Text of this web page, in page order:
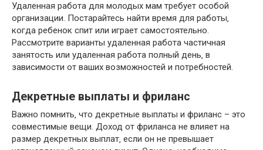
Удаленная работа для молодых мам требует особой
организации. Постарайтесь найти время для работы‚
когда ребенок спит или играет самостоятельно.
Рассмотрите варианты удаленная работа частичная
занятость или удаленная работа полный день‚ в
зависимости от ваших возможностей и потребностей.
Декретные выплаты и фриланс
Важно помнить‚ что декретные выплаты и фриланс – это
совместимые вещи. Доход от фриланса не влияет на
размер декретных выплат‚ если он не превышает